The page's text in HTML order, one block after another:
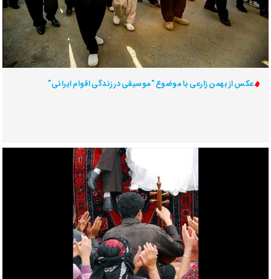
عکس از بهمن زارعی با موضوع "موسیقی در زندگی اقوام ایرانی"